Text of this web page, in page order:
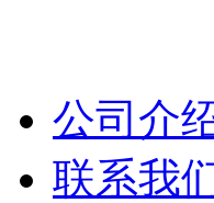
公司介
联系我